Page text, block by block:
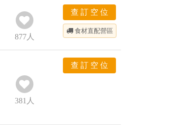
877人
查 訂 空 位
食材直配營區
381 人
查 訂 空 位